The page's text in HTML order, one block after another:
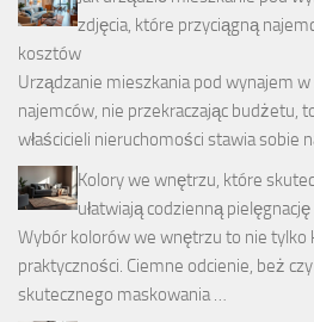
zdjęcia, które przyciągną
kosztów
Urządzanie mieszkania pod wynajem
najemców, nie przekraczając budżetu,
właścicieli nieruchomości stawia sobie
Kolory we wnętrzu, które
ułatwiają codzienną pielęgnację
Wybór kolorów we wnętrzu to nie tylko
praktyczności. Ciemne odcienie, beż
skutecznego maskowania …